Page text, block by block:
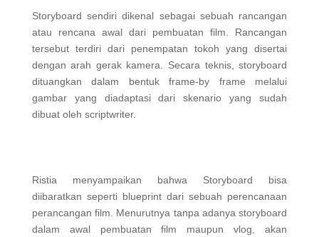
Storyboard sendiri dikenal sebagai sebuah rancangan
atau rencana awal dari pembuatan film. Rancangan
tersebut terdiri dari penempatan tokoh yang disertai
dengan arah gerak kamera. Secara teknis, storyboard
dituangkan dalam bentuk frame-by frame melalui
gambar yang diadaptasi dari skenario yang sudah
dibuat oleh scriptwriter.
Ristia menyampaikan bahwa Storyboard bisa
diibaratkan seperti blueprint dari sebuah perencanaan
perancangan film. Menurutnya tanpa adanya storyboard
dalam awal pembuatan film maupun vlog, akan